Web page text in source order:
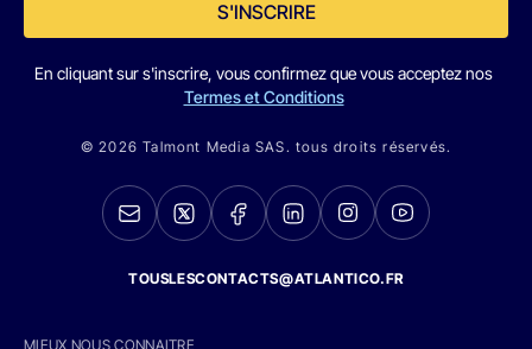
S'INSCRIRE
En cliquant sur s'inscrire, vous confirmez que vous acceptez nos
Termes et Conditions
© 2026 Talmont Media SAS. tous droits réservés.
TOUSLESCONTACTS@ATLANTICO.FR
MIEUX NOUS CONNAITRE